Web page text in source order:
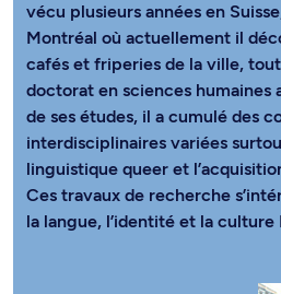
vécu plusieurs années en
Montréal où actuellement il
cafés et friperies de la ville,
doctorat en sciences humaines
de ses études, il a cumulé des
interdisciplinaires variées
linguistique queer et
Ces travaux de recherche
la langue, l’identité et la culture